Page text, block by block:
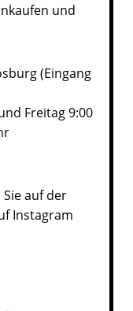
und
(Eingang
Freitag 9:00
auf der
Instagram